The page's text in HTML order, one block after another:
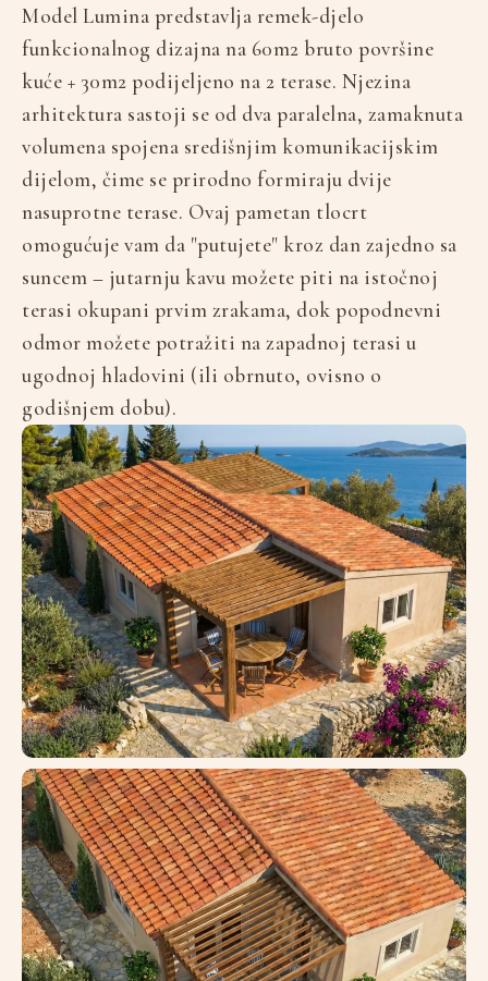
Model Lumina predstavlja remek-djelo
funkcionalnog dizajna na 60m2 bruto površine
kuće + 30m2 podijeljeno na 2 terase. Njezina
arhitektura sastoji se od dva paralelna, zamaknuta
volumena spojena središnjim komunikacijskim
dijelom, čime se prirodno formiraju dvije
nasuprotne terase. Ovaj pametan tlocrt
omogućuje vam da "putujete" kroz dan zajedno sa
suncem – jutarnju kavu možete piti na istočnoj
terasi okupani prvim zrakama, dok popodnevni
odmor možete potražiti na zapadnoj terasi u
ugodnoj hladovini (ili obrnuto, ovisno o
godišnjem dobu).